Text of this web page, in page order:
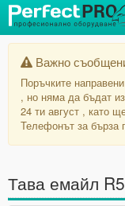
Важно
Поръчките
, но няма да бъдат
24 ти август , като
Телефонът за бърза
Тава емайл